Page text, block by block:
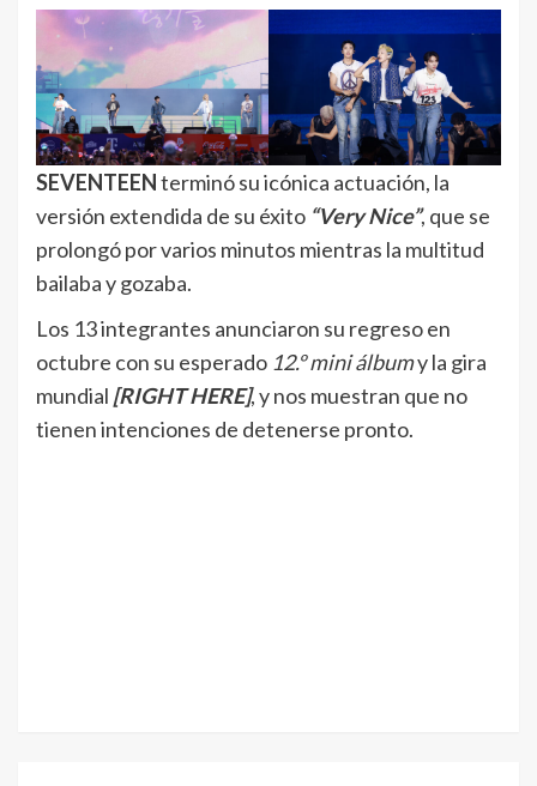
SEVENTEENterminó su icónica actuación, la
versión extendida de su éxito “Very Nice”, que se
prolongó por varios minutos mientras la multitud
bailaba y gozaba.
Los 13 integrantes anunciaron su regreso en
octubre con su esperado 12.º mini álbumy la gira
mundial [RIGHT HERE], y nos muestran que no
tienen intenciones de detenerse pronto.